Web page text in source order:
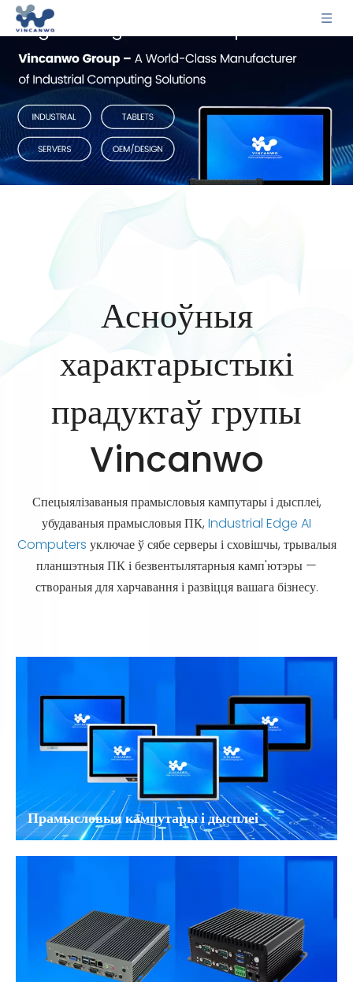
Асноўныя
характарыстыкі
прадуктаў групы
Vincanwo
Спецыялізаваныя прамысловыя кампутары і дысплеі,
убудаваныя прамысловыя ПК, Industrial Edge AI
Computers уключае ў сябе серверы і сховішчы, трывалыя
планшэтныя ПК і безвентылятарныя камп'ютэры —
створаныя для харчавання і развіцця вашага бізнесу.
Прамысловыя кампутары і дысплеі